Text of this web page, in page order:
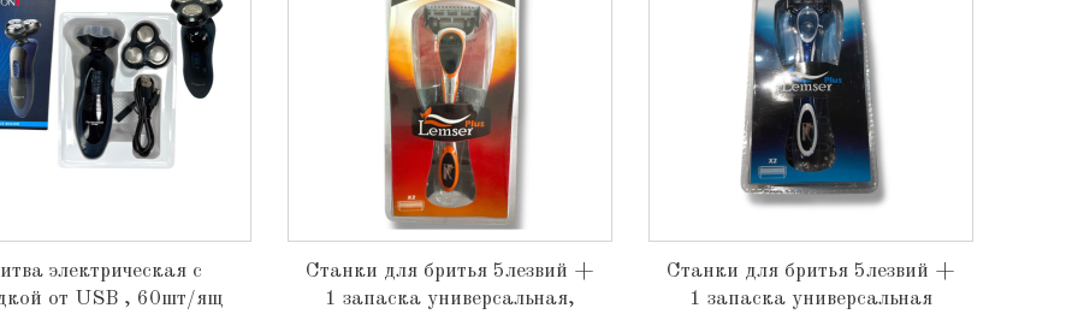
электрическая с
от USB , 60шт/ящ
Станки для бритья 5лезвий +
1 запаска универсальная,
Станки для бритья 5лезвий +
1 запаска универсальная